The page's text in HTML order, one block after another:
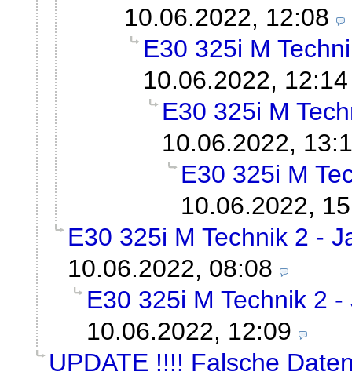
10.06.2022, 12:08
E30 325i M
10.06.2022, 12:14
E30 325i M
10.06.2022,
E30 325i M
10.06.2022,
E30 325i M Technik 2 -
10.06.2022, 08:08
E30 325i M Technik 2
10.06.2022, 12:09
UPDATE !!!! Falsche